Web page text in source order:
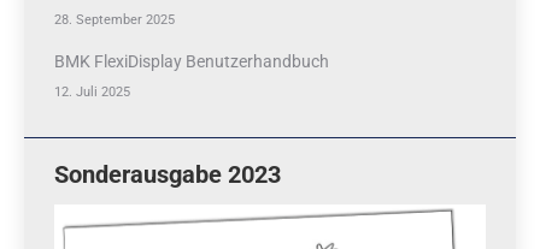
28. September 2025
BMK FlexiDisplay Benutzerhandbuch
12. Juli 2025
Sonderausgabe 2023